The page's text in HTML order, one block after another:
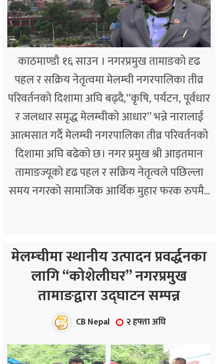
काठमाण्डौ १६ साउन । नगरप्रमुख तामाङको दृढ
पहल र सक्रिय नेतृत्वमा मेलम्ची नगरपालिका तीव्र
परिवर्तनको दिशामा अघि बढ्दै,“कृषि, पर्यटन, पूर्वधार
र जलधार समृद्ध मेलम्चीको आधार” भन्ने नारालाई
आत्मसात गर्दै मेलम्ची नगरपालिका तीव्र परिवर्तनको
दिशामा अघि बढेको छ। नगर प्रमुख श्री आइतमान
तामाङज्यूको दृढ पहल र सक्रिय नेतृत्वले पछिल्ला
समय नगरको सामाजिक आर्थिक मुहार फरक रुपमै...
मेलम्चीमा स्थानीय उत्पादन प्रवर्द्धनका
लागि “कोशेलीघर” नगरप्रमुख
तामाङद्वारा उद्घाटन सम्पन्न
CB Nepal २ हफ्ता अघि